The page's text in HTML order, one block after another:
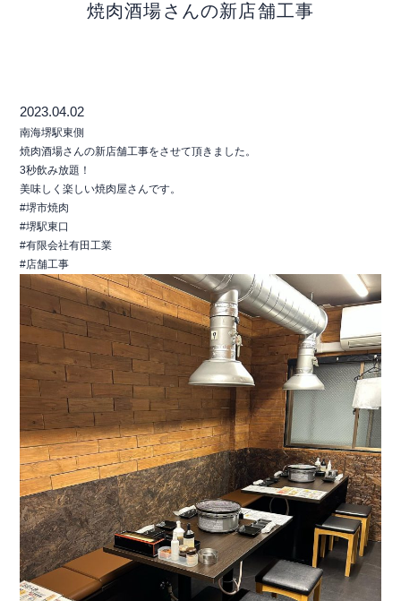
焼肉酒場さんの新店舗工事
2023.04.02
南海堺駅東側
焼肉酒場さんの新店舗工事をさせて頂きました。
3秒飲み放題！
美味しく楽しい焼肉屋さんです。
#堺市焼肉
#堺駅東口
#有限会社有田工業
#店舗工事